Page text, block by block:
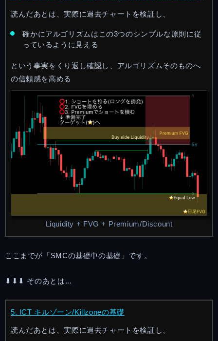
読んだあとは、実際に過去チャートを検証し、
確かにアルゴリズムはこの3つのシンプルな原則に従
っているように見える
という事実をくり返し確認し、アルゴリズムそのものへ
の信頼感を高める
Liquidity + FVG + Premium/Discount
ここまでが「SMCの基礎中の基礎」です。
⬇︎⬇︎⬇︎ そのあとは...
5. ICT キルゾーン/Killzoneの基礎
読んだあとは、実際に過去チャートを検証し、